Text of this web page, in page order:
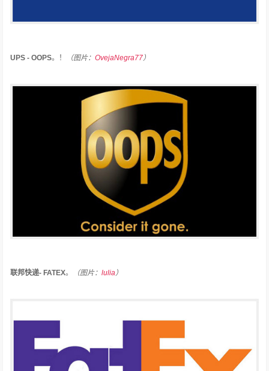
UPS - OOPS。 ！ （图片：OvejaNegra77）
联邦快递- FATEX。 （图片：lulia）